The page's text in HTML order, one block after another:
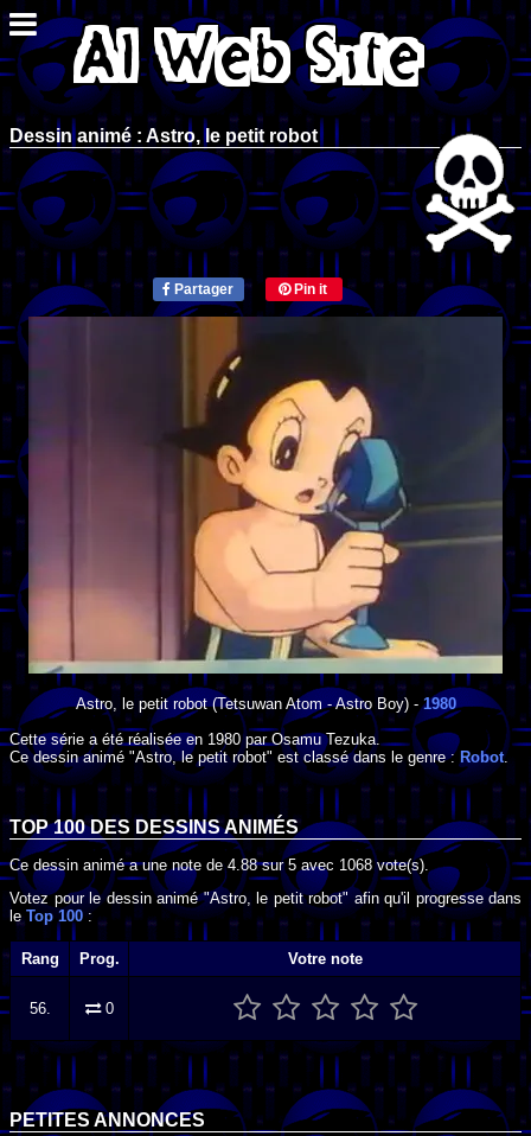
Dessin animé : Astro, le petit robot
Partager Pin it
Astro, le petit robot(Tetsuwan Atom - Astro Boy) -1980
Cette série a été réalisée en 1980parOsamu Tezuka
Ce dessin animé "Astro, le petit robot" est classé dans le genre : Robot.
TOP 100 DESDESSINS ANIMÉS
Ce dessin animé a une note de4.88sur5 avec 1068vote(s).
Votez pour le dessin animé "Astro, le petit robot" afin qu'il progresse dans
le Top 100:
Rang Prog. Votre note
56. 0
PETITES ANNONCES